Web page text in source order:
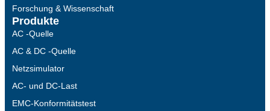
Forschung & Wissenschaft
Produkte
AC -Quelle
AC & DC -Quelle
Netzsimulator
AC- und DC-Last
EMC-Konformitätstest